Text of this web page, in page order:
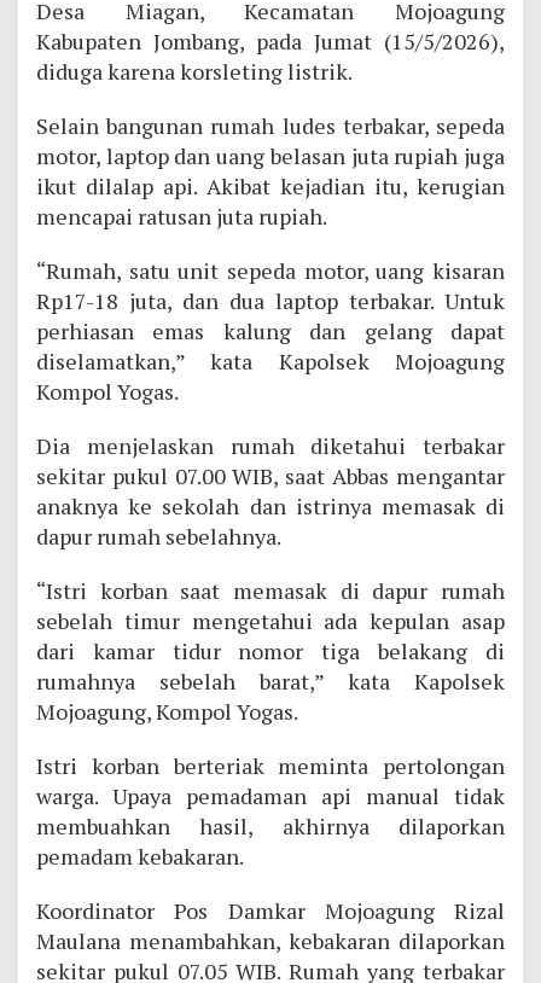
Desa Miagan, Kecamatan Mojoagung
Kabupaten Jombang, pada Jumat (15/5/2026),
diduga karena korsleting listrik.
Selain bangunan rumah ludes terbakar, sepeda
motor, laptop dan uang belasan juta rupiah juga
ikut dilalap api. Akibat kejadian itu, kerugian
mencapai ratusan juta rupiah.
“Rumah, satu unit sepeda motor, uang kisaran
Rp17-18 juta, dan dua laptop terbakar. Untuk
perhiasan emas kalung dan gelang dapat
diselamatkan,” kata Kapolsek Mojoagung
Kompol Yogas.
Dia menjelaskan rumah diketahui terbakar
sekitar pukul 07.00 WIB, saat Abbas mengantar
anaknya ke sekolah dan istrinya memasak di
dapur rumah sebelahnya.
“Istri korban saat memasak di dapur rumah
sebelah timur mengetahui ada kepulan asap
dari kamar tidur nomor tiga belakang di
rumahnya sebelah barat,” kata Kapolsek
Mojoagung, Kompol Yogas.
Istri korban berteriak meminta pertolongan
warga. Upaya pemadaman api manual tidak
membuahkan hasil, akhirnya dilaporkan
pemadam kebakaran.
Koordinator Pos Damkar Mojoagung Rizal
Maulana menambahkan, kebakaran dilaporkan
sekitar pukul 07.05 WIB. Rumah yang terbakar